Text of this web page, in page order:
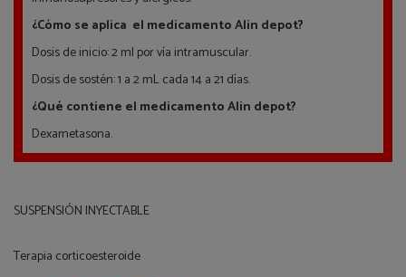
¿Cómo se aplica el medicamento Alin depot?
Dosis de inicio: 2 ml por vía intramuscular.
Dosis de sostén: 1 a 2 mL cada 14 a 21 días.
¿Qué contiene el medicamento Alin depot?
Dexametasona.
SUSPENSIÓN INYECTABLE
Terapia corticoesteroide